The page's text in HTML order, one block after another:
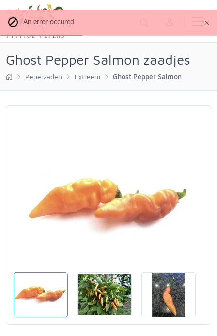
Ghost Pepper Salmon zaadjes
Peperzaden Extreem Ghost Pepper Salmon
An error occured